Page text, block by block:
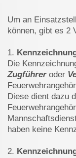
Um an
können, gibt es 2
1.
Die
Zugführeroder
Diese dient dazu
haben keine
2.